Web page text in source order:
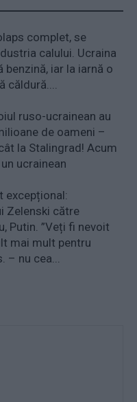
complet, se
calului. Ucraina
benzină, iar la iarnă o
căldură....
ruso-ucrainean au
de oameni –
la Stalingrad! Acum
ucrainean
excepțional:
Zelenski către
Putin. ”Veți fi nevoit
mai mult pentru
– nu cea...